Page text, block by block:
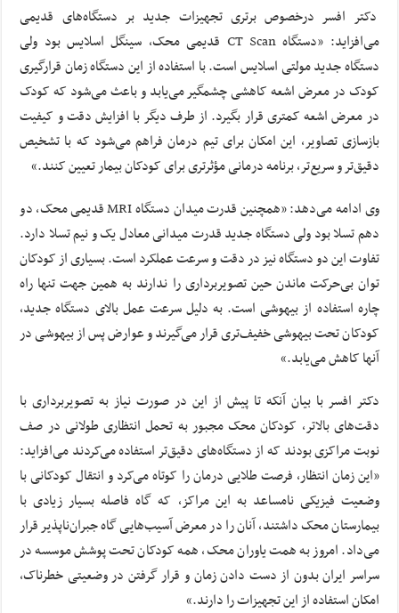
دکتر افسر درخصوص برتری تجهیزات جدید بر دستگاه‌های قدیمی
می‌افزاید: «دستگاه CT Scan قدیمی محک، سینگل اسلایس بود ولی
دستگاه جدید مولتی اسلایس است. با استفاده از این دستگاه زمان قرارگیری
کودک در معرض اشعه کاهشی چشمگیر می‌یابد و باعث می‌شود که کودک
در معرض اشعه کمتری قرار بگیرد. از طرف دیگر با افزایش دقت و کیفیت
بازسازی تصاویر، این امکان برای تیم درمان فراهم می‌شود که با تشخیص
دقیق‌تر و سریع‌تر، برنامه درمانی مؤثرتری برای کودکان بیمار تعیین کنند.»
وی ادامه می‌دهد: «همچنین قدرت میدان دستگاه MRI قدیمی محک، دو
دهم تسلا بود ولی دستگاه جدید قدرت میدانی معادل یک و نیم تسلا دارد.
تفاوت این دو دستگاه نیز در دقت و سرعت عملکرد است. بسیاری از کودکان
توان بی‌حرکت ماندن حین تصویربرداری را ندارند به همین جهت تنها راه
چاره استفاده از بیهوشی است. به دلیل سرعت عمل بالای دستگاه جدید،
کودکان تحت بیهوشی خفیف‌تری قرار می‌گیرند و عوارض پس از بیهوشی در
آنها کاهش می‌یابد.»
دکتر افسر با بیان آنکه تا پیش از این در صورت نیاز به تصویربرداری با
دقت‌های بالاتر، کودکان محک مجبور به تحمل انتظاری طولانی در صف
نوبت مراکزی بودند که از دستگاه‌های دقیق‌تر استفاده می‌کردند می‌افزاید:
«این زمان انتظار، فرصت طلایی درمان را کوتاه می‌کرد و انتقال کودکانی با
وضعیت فیزیکی نامساعد به این مراکز، که گاه فاصله بسیار زیادی با
بیمارستان محک داشتند، آنان را در معرض آسیب‌هایی گاه جبران‌ناپذیر قرار
می‌داد. امروز به همت یاوران محک، همه کودکان تحت پوشش موسسه در
سراسر ایران بدون از دست دادن زمان و قرار گرفتن در وضعیتی خطرناک،
امکان استفاده از این تجهیزات را دارند.»